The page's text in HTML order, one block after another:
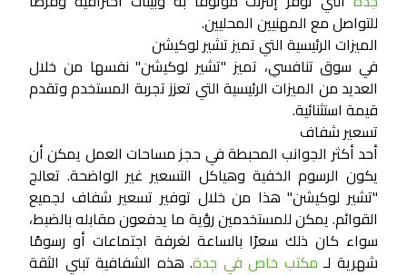
للتواصل مع المهنيين المحليين.
الميزات الرئيسية التي تميز تشير لوكيشن
في سوق تنافسي، تميز "تشير لوكيشن" نفسها من خلال
العديد من الميزات الرئيسية التي تعزز تجربة المستخدم وتقدم
قيمة استثنائية.
تسعير شفاف
أحد أكثر الجوانب المحبطة في حجز مساحات العمل يمكن أن
يكون الرسوم الخفية وهياكل التسعير غير الواضحة. تعالج
"تشير لوكيشن" هذا من خلال توفير تسعير شفاف لجميع
القوائم. يمكن للمستخدمين رؤية ما يدفعون مقابله بالضبط،
سواء كان ذلك سعرًا بالساعة لغرفة اجتماعات أو رسومًا
شهرية لـ مكتب خاص في جدة. هذه الشفافية تبني الثقة